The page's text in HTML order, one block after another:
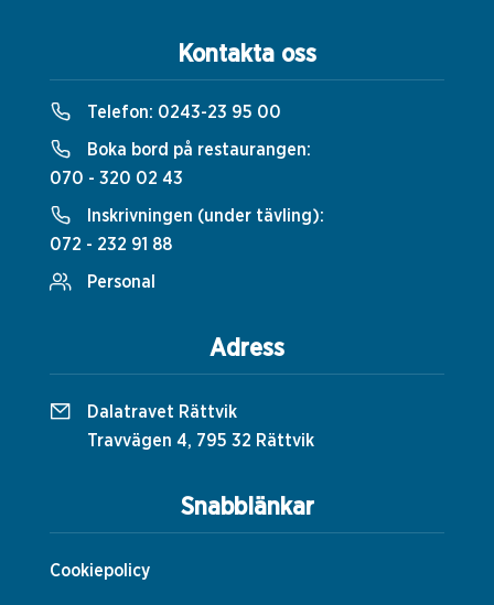
Snabblänkar
Cookiepolicy
Kontakta oss
Telefon: 0243-23 95 00
Boka bord på restaurangen:
070 - 320 02 43
Inskrivningen (under tävling):
072 - 232 91 88
Personal
Adress
Dalatravet Rättvik
Travvägen 4, 795 32 Rättvik